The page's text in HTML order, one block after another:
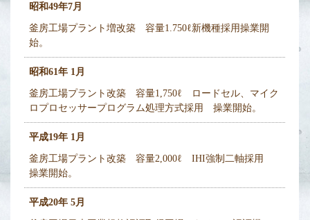
昭和49年7月
釜房工場プラント増改築 容量1.750ℓ新機種採用操業開
始。
昭和61年 1月
釜房工場プラント改築 容量1,750ℓ ロードセル、マイク
ロプロセッサープログラム処理方式採用 操業開始。
平成19年 1月
釜房工場プラント改築 容量2,000ℓ IHI強制二軸採用
操業開始。
平成20年 5月